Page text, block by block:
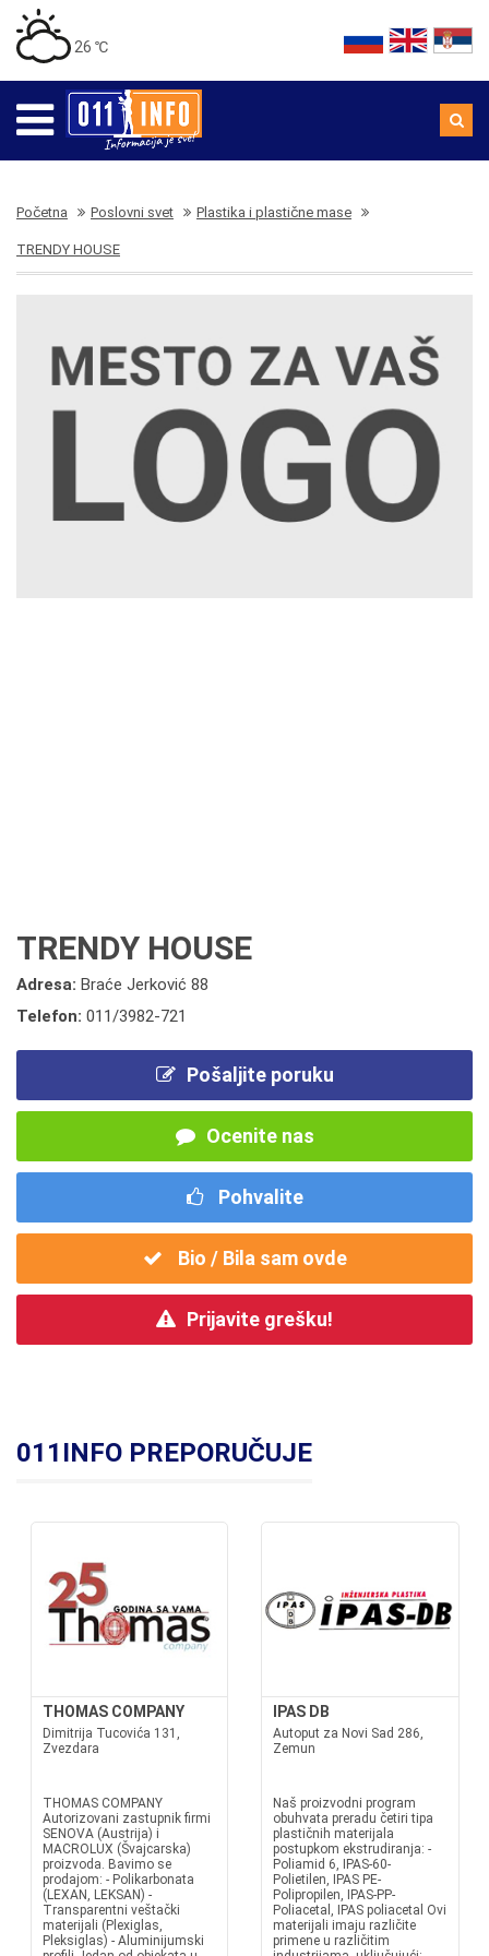
26 ℃
Početna Poslovni svet Plastika i plastične mase
TRENDY HOUSE
TRENDY HOUSE
Adresa: Braće Jerković 88
Telefon: 011/3982-721
Pošaljite poruku
Ocenite nas
Pohvalite
Bio / Bila sam ovde
Prijavite grešku!
011INFO PREPORUČUJE
THOMAS COMPANY
Dimitrija Tucovića 131,
Zvezdara
THOMAS COMPANY
Autorizovani zastupnik firmi
SENOVA (Austrija) i
MACROLUX (Švajcarska)
proizvoda. Bavimo se
prodajom: - Polikarbonata
(LEXAN, LEKSAN) -
Transparentni veštački
materijali (Plexiglas,
Pleksiglas) - Aluminijumski
IPAS DB
Autoput za Novi Sad 286,
Zemun
Naš proizvodni program
obuhvata preradu četiri tipa
plastičnih materijala
postupkom ekstrudiranja: -
Poliamid 6, IPAS-60-
Polietilen, IPAS PE-
Polipropilen, IPAS-PP-
Poliacetal, IPAS poliacetal Ovi
materijali imaju različite
primene u različitim